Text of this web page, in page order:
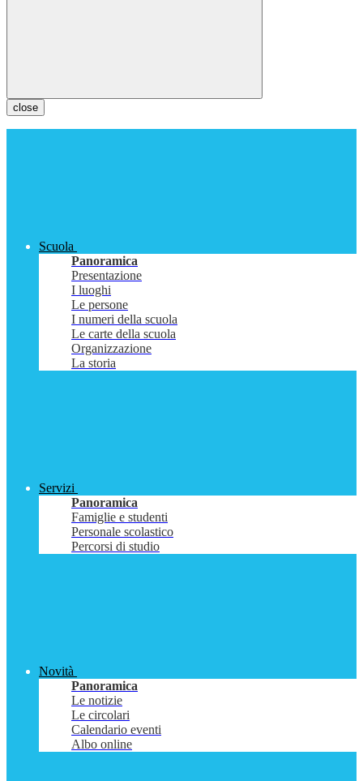
close
Scuola
Panoramica
Presentazione
I luoghi
Le persone
I numeri della scuola
Le carte della scuola
Organizzazione
La storia
Servizi
Panoramica
Famiglie e studenti
Personale scolastico
Percorsi di studio
Novità
Panoramica
Le notizie
Le circolari
Calendario eventi
Albo online